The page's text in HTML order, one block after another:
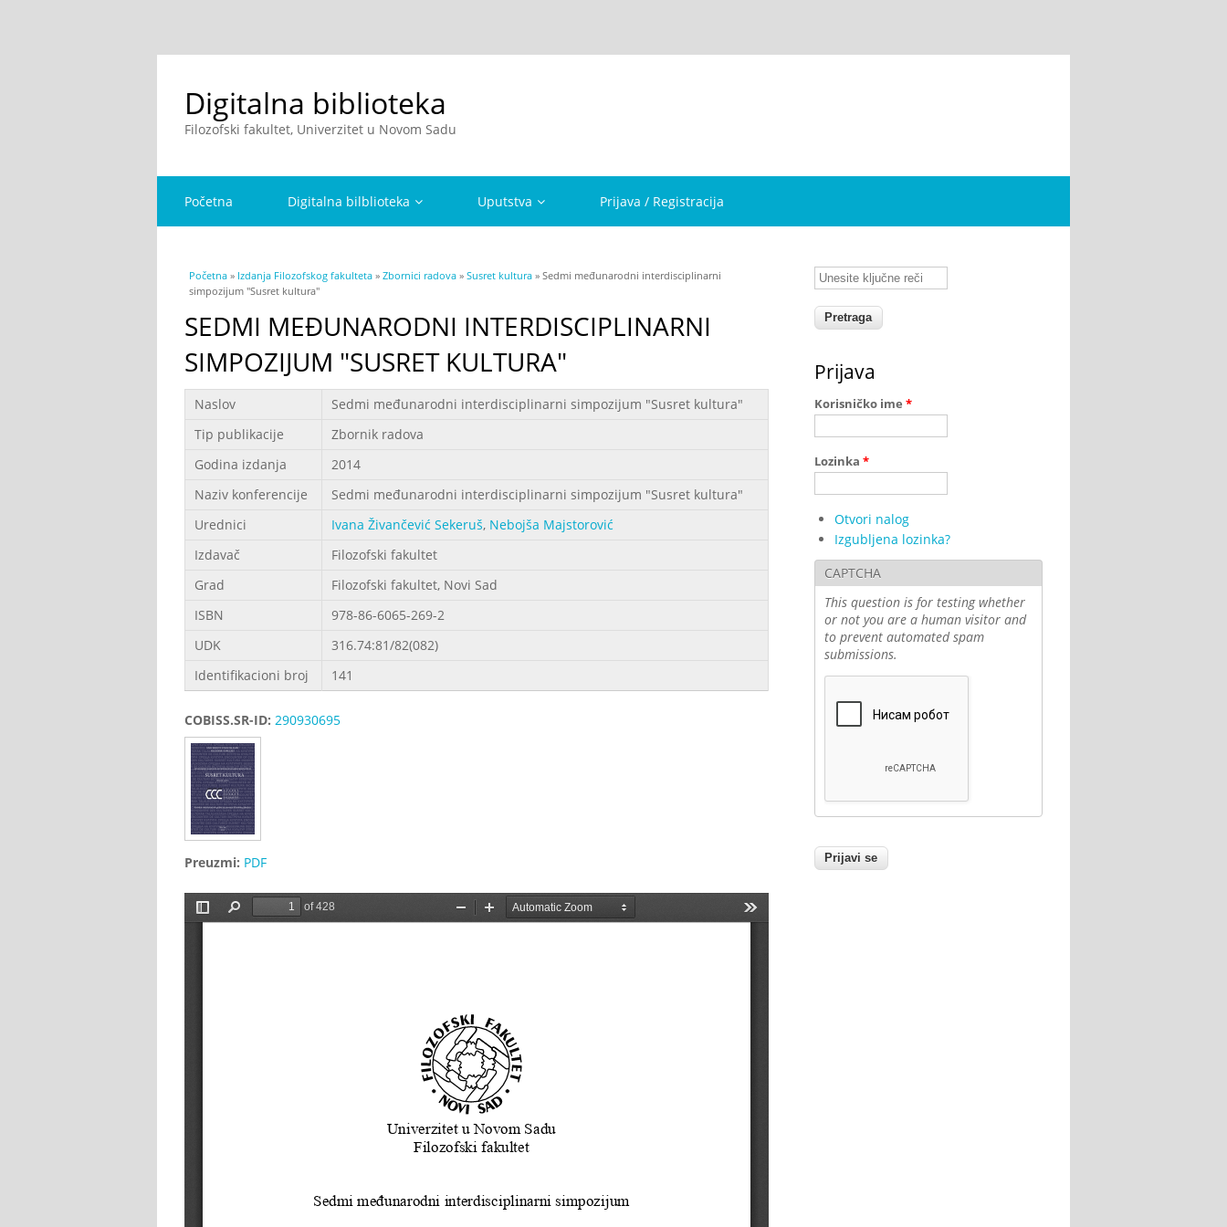
Digitalna biblioteka
Filozofski fakultet, Univerzitet u Novom Sadu
Početna Digitalna bilblioteka Uputstva Prijava / Registracija
You are here
Početna » Izdanja Filozofskog fakulteta » Zbornici radova » Susret kultura » Sedmi međunarodni interdisciplinarni
simpozijum "Susret kultura"
SEDMI MEĐUNARODNI INTERDISCIPLINARNI
SIMPOZIJUM "SUSRET KULTURA"
Podaci
Naslov
Sedmi međunarodni interdisciplinarni simpozijum "Susret kultura"
Tip publikacije
Zbornik radova
Godina izdanja
2014
Naziv konferencije
Sedmi međunarodni interdisciplinarni simpozijum "Susret kultura"
Urednici
Ivana Živančević Sekeruš, Nebojša Majstorović
Izdavač
Filozofski fakultet
Grad
Filozofski fakultet, Novi Sad
ISBN
978-86-6065-269-2
UDK
316.74:81/82(082)
Identifikacioni broj
141
COBISS.SR-ID: 290930695
Preuzmi: PDF
Unesite ključne reči
Prijava
Korisničko ime *
Lozinka *
Otvori nalog
Izgubljena lozinka?
CAPTCHA
This question is for testing whether
or not you are a human visitor and
to prevent automated spam
submissions.